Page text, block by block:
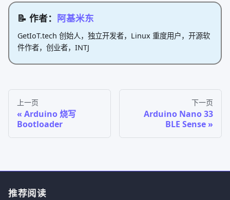
📝 作者： 阿基米东
GetIoT.tech 创始人，独立开发者，Linux 重度用户，开源软
件作者，创业者，INTJ
上一页
Arduino 烧写
Bootloader
下一页
Arduino Nano 33
BLE Sense
推荐阅读